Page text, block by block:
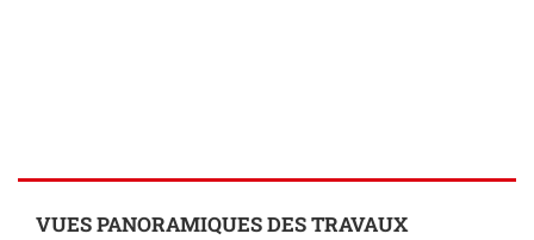
VUES PANORAMIQUES DES TRAVAUX